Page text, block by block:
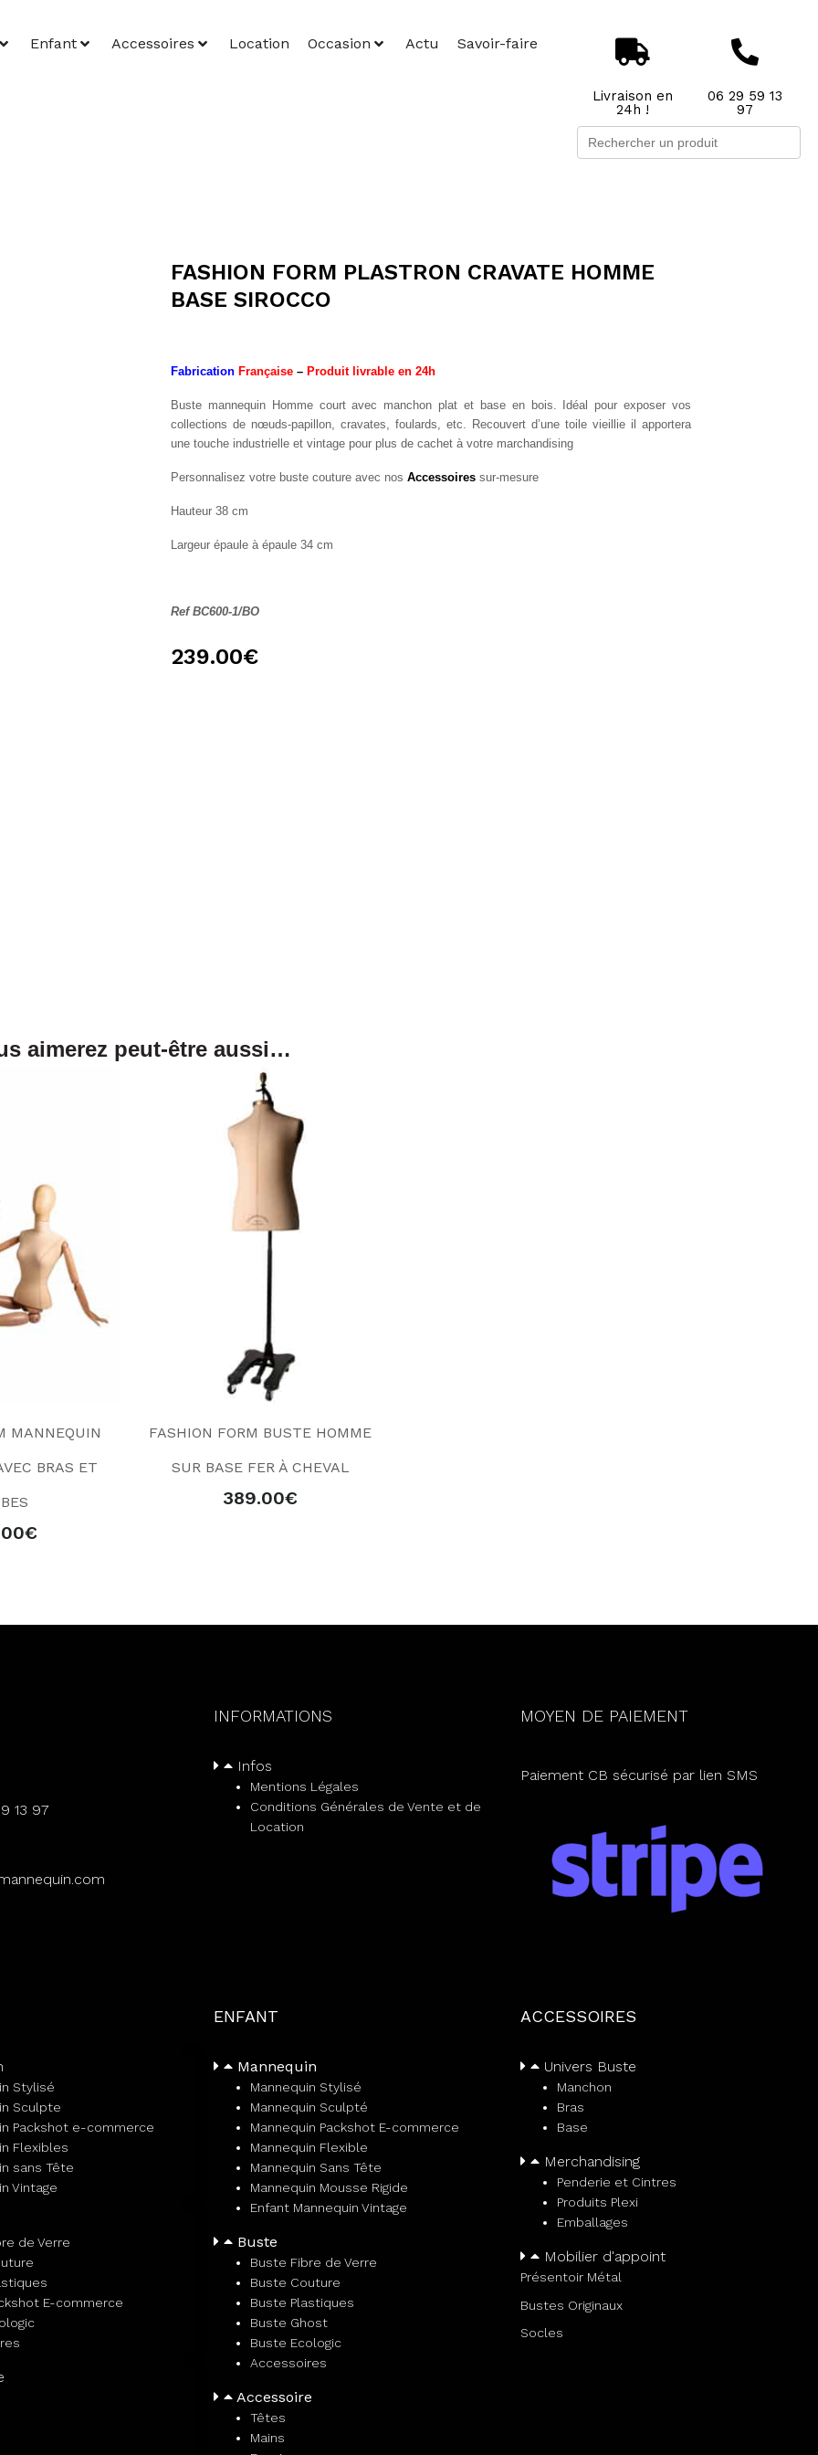
Enfant Accessoires Location Occasion Actu Savoir-faire
Livraison en
24h !
06 29 59 13
97
Search
for:
FASHION FORM PLASTRON CRAVATE HOMME
BASE SIROCCO
Fabrication Française – Produit livrable en 24h
Buste mannequin Homme court avec manchon plat et base en bois. Idéal pour exposer vos
collections de nœuds-papillon, cravates, foulards, etc. Recouvert d’une toile vieillie il apportera
une touche industrielle et vintage pour plus de cachet à votre marchandising
Personnalisez votre buste couture avec nos Accessoires sur-mesure
Hauteur 38 cm
Largeur épaule à épaule 34 cm
Ref BC600-1/BO
239.00€
aimerez peut-être aussi…
MANNEQUIN
BRAS ET
€
FASHION FORM BUSTE HOMME
SUR BASE FER À CHEVAL
389.00€
13 97
INFORMATIONS
Infos
Mentions Légales
Conditions Générales de Vente et de
Location
MOYEN DE PAIEMENT
Paiement CB sécurisé par lien SMS
Stylisé
Sculpte
Packshot e-commerce
Flexibles
sans Tête
Vintage
de Verre
E-commerce
ENFANT
Mannequin
Mannequin Stylisé
Mannequin Sculpté
Mannequin Packshot E-commerce
Mannequin Flexible
Mannequin Sans Tête
Mannequin Mousse Rigide
Enfant Mannequin Vintage
Buste
Buste Fibre de Verre
Buste Couture
Buste Plastiques
Buste Ghost
Buste Ecologic
Accessoires
Accessoire
Têtes
Mains
ACCESSOIRES
Univers Buste
Manchon
Bras
Base
Merchandising
Penderie et Cintres
Produits Plexi
Emballages
Mobilier d'appoint
Présentoir Métal
Bustes Originaux
Socles